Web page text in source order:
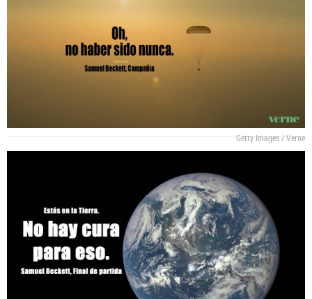
Getty Images / Verne